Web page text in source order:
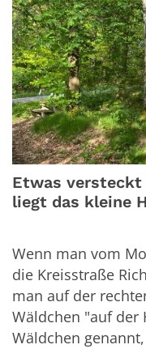
Etwas versteckt
liegt das kleine
Wenn man vom
die Kreisstraße
man auf der
Wäldchen "auf der
Wäldchen